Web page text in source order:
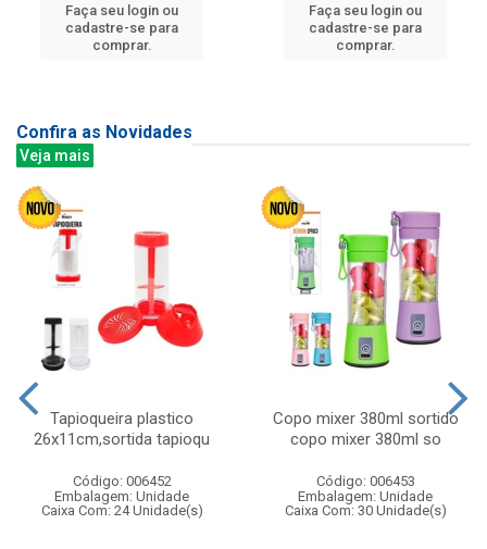
Faça seu login ou
cadastre-se para
comprar.
Faça seu login ou
cadastre-se para
comprar.
Confira as Novidades
Veja mais
Tapioqueira plastico
26x11cm,sortida tapioqu
Código: 006452
Embalagem: Unidade
Caixa Com: 24 Unidade(s)
Copo mixer 380ml sortido
copo mixer 380ml so
Código: 006453
Embalagem: Unidade
Caixa Com: 30 Unidade(s)